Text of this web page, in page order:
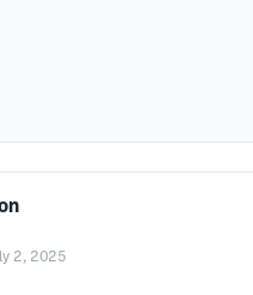
2, 2025